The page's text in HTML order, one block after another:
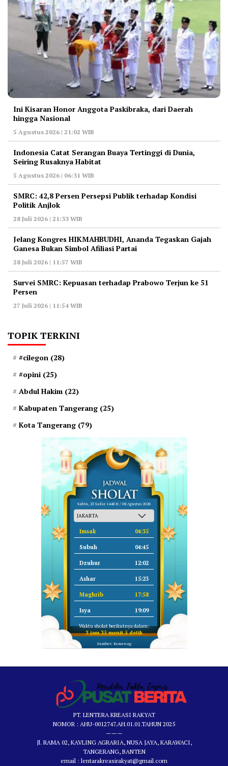
Ini Kisaran Honor Anggota Paskibraka, dari Daerah
hingga Nasional
5 Agustus 2026 | 21:02 WIB
Indonesia Catat Serangan Buaya Tertinggi di Dunia,
Seiring Rusaknya Habitat
5 Agustus 2026 | 06:31 WIB
‎SMRC: 42,8 Persen Persepsi Publik terhadap Kondisi
Politik Anjlok
28 Juli 2026 | 21:33 WIB
‎Jelang Kongres HIKMAHBUDHI, Ananda Tegaskan Gajah
Ganesa Bukan Simbol Afiliasi Partai
28 Juli 2026 | 11:57 WIB
‎Survei SMRC: Kepuasan terhadap Prabowo Terjun ke 51
Persen
27 Juli 2026 | 11:54 WIB
TOPIK TERKINI
#cilegon (28)
#opini (25)
Abdul Hakim (22)
Kabupaten Tangerang (25)
Kota Tangerang (79)
Sabtu, 23 Safar 1448 H / 08 Agustus 2026
Imsak 04:35
Subuh 04:45
Dzuhur 12:02
Ashar 15:23
Maghrib 17:58
Isya 19:09
Waktu sholat berikutnya dalam:
3 jam 35 menit 5 detik
Sumber: Kemenag
PT. LENTERA KREASI RAKYAT
NOMOR : AHU-0012747.AH.01.01.TAHUN 2025
———
Jl. RAMA 02, KAVLING AGRARIA, NUSA JAYA, KARAWACI,
TANGERANG, BANTEN
email : lentarakreasirakyat@gmail.com